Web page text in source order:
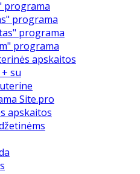
programa
programa
programa
programa
apskaitos
su
Site.pro
apskaitos